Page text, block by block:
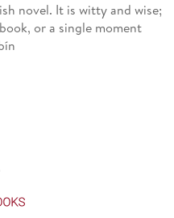
novel. It is witty and wise;
or a single moment